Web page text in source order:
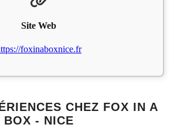
Site Web
foxinaboxnice.fr
CHEZ FOX IN A
BOX - NICE